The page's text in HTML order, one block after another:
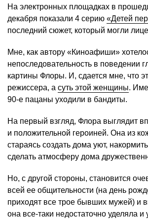
На электронных площадках в
декабря показали 4 серию «Детей
последний сюжет, который могли
Мне, как автору «Киноафиши»
непоследовательность в поведении
картины Флоры. И, сдается мне, что
режиссера, а суть этой женщины.
90-е пацаны уходили в бандиты.
На первый взгляд, Флора выглядит
и положительной героиней. Она из
стараясь создать дома уют,
сделать атмосферу дома
Но, с другой стороны, становится
всей ее общительности (на день
приходят все трое бывших мужей) и
она все-таки недостаточно уделяла и